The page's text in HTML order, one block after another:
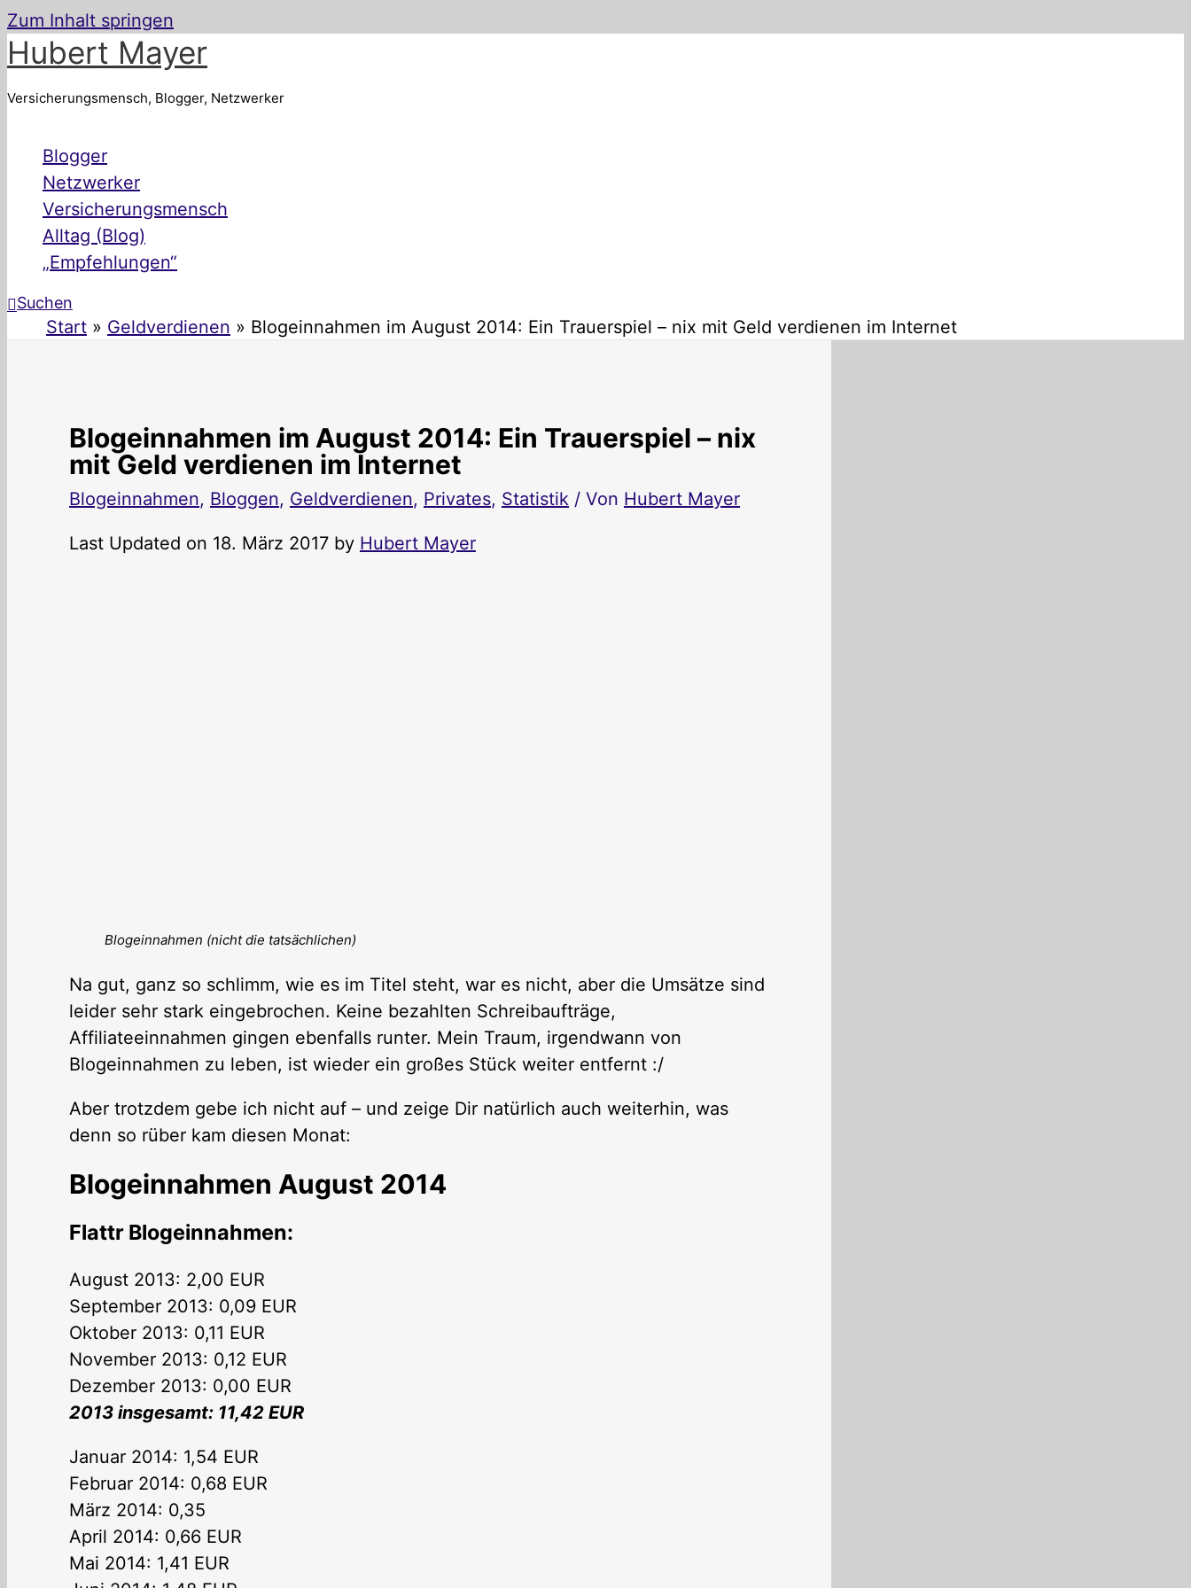
Zum Inhalt springen
Hubert Mayer
Versicherungsmensch, Blogger, Netzwerker
Blogger
Netzwerker
Versicherungsmensch
Alltag (Blog)
„Empfehlungen“
Suchen
Start Geldverdienen Blogeinnahmen im August 2014: Ein Trauerspiel – nix mit Geld verdienen im Internet
Blogeinnahmen im August 2014: Ein Trauerspiel – nix
mit Geld verdienen im Internet
Blogeinnahmen, Bloggen, Geldverdienen, Privates, Statistik / Von Hubert Mayer
Last Updated on 18. März 2017 by Hubert Mayer
Blogeinnahmen (nicht die tatsächlichen)
Na gut, ganz so schlimm, wie es im Titel steht, war es nicht, aber die Umsätze sind
leider sehr stark eingebrochen. Keine bezahlten Schreibaufträge,
Affiliateeinnahmen gingen ebenfalls runter. Mein Traum, irgendwann von
Blogeinnahmen zu leben, ist wieder ein großes Stück weiter entfernt :/
Aber trotzdem gebe ich nicht auf – und zeige Dir natürlich auch weiterhin, was
denn so rüber kam diesen Monat:
Blogeinnahmen August 2014
Flattr Blogeinnahmen:
August 2013: 2,00 EUR
September 2013: 0,09 EUR
Oktober 2013: 0,11 EUR
November 2013: 0,12 EUR
Dezember 2013: 0,00 EUR
2013 insgesamt: 11,42 EUR
Januar 2014: 1,54 EUR
Februar 2014: 0,68 EUR
März 2014: 0,35
April 2014: 0,66 EUR
Mai 2014: 1,41 EUR